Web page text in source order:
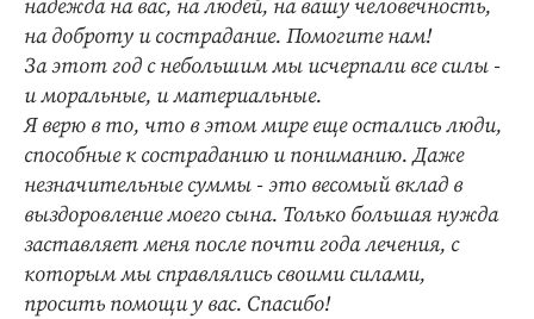
надежда на вас, на людей, на вашу человечность,
на доброту и сострадание. Помогите нам!
За этот год с небольшим мы исчерпали все силы -
и моральные, и материальные.
Я верю в то, что в этом мире еще остались люди,
способные к состраданию и пониманию. Даже
незначительные суммы - это весомый вклад в
выздоровление моего сына. Только большая нужда
заставляет меня после почти года лечения, с
которым мы справлялись своими силами,
просить помощи у вас. Спасибо!